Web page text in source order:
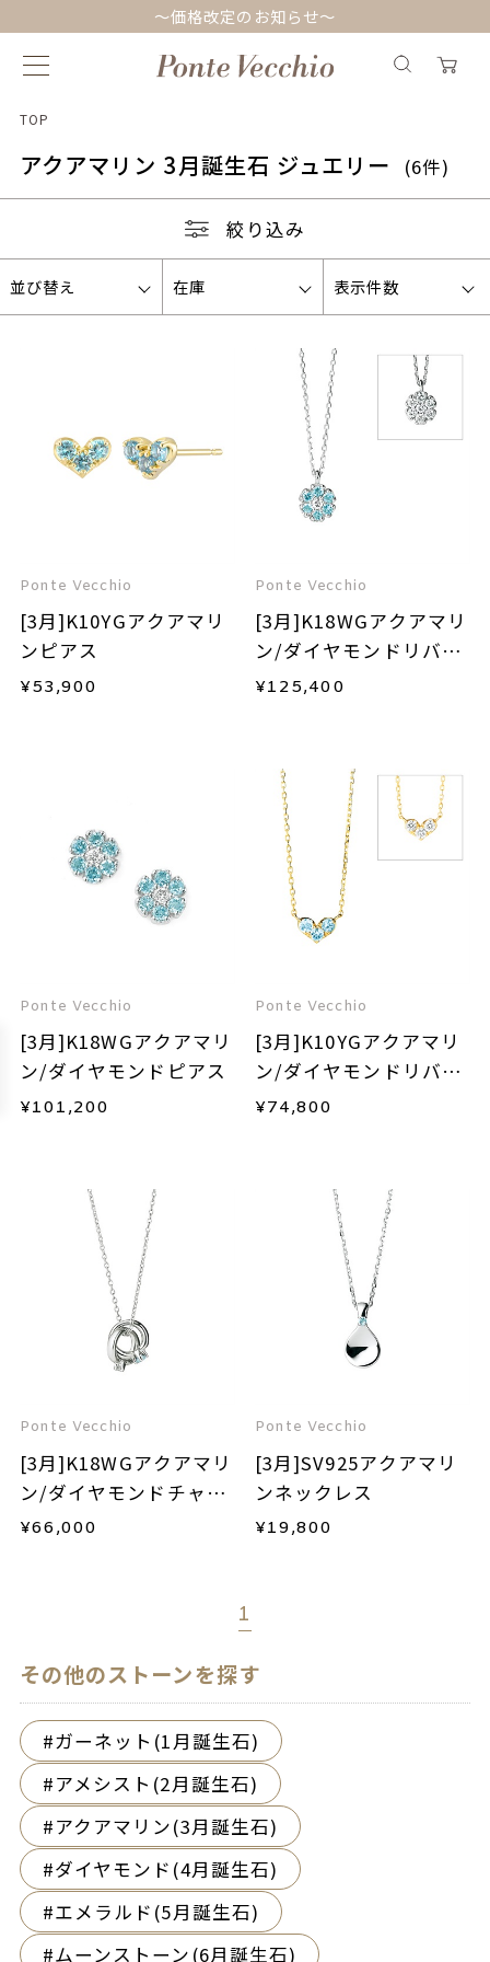
～価格改定のお知らせ～
TOP
アクアマリン 3月誕生石 ジュエリー (6件)
絞り込み
並び替え 在庫 表示件数
Ponte Vecchio
[3月]K10YGアクアマリ
ンピアス
¥53,900
Ponte Vecchio
[3月]K18WGアクアマリ
ン/ダイヤモンドリバー
シブルネックレス
¥125,400
Ponte Vecchio
[3月]K18WGアクアマリ
ン/ダイヤモンドピアス
¥101,200
Ponte Vecchio
[3月]K10YGアクアマリ
ン/ダイヤモンドリバー
シブルネックレス
¥74,800
Ponte Vecchio
[3月]K18WGアクアマリ
ン/ダイヤモンドチャー
ム
¥66,000
Ponte Vecchio
[3月]SV925アクアマリ
ンネックレス
¥19,800
1
その他のストーンを探す
ガーネット(1月誕生石)
アメシスト(2月誕生石)
アクアマリン(3月誕生石)
ダイヤモンド(4月誕生石)
エメラルド(5月誕生石)
ムーンストーン(6月誕生石)